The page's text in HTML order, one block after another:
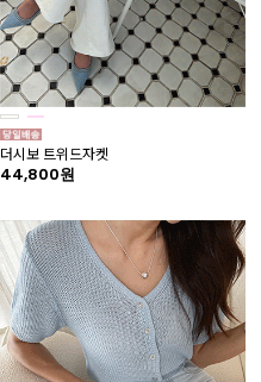
더시보 트위드자켓
44,800원